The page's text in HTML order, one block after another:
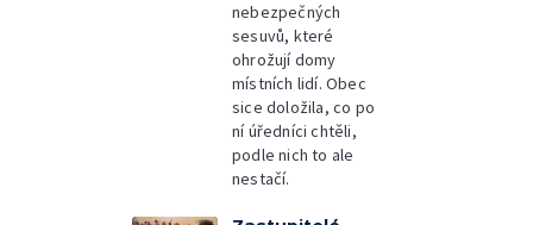
nebezpečných
sesuvů, které
ohrožují domy
místních lidí. Obec
sice doložila, co po
ní úředníci chtěli,
podle nich to ale
nestačí.